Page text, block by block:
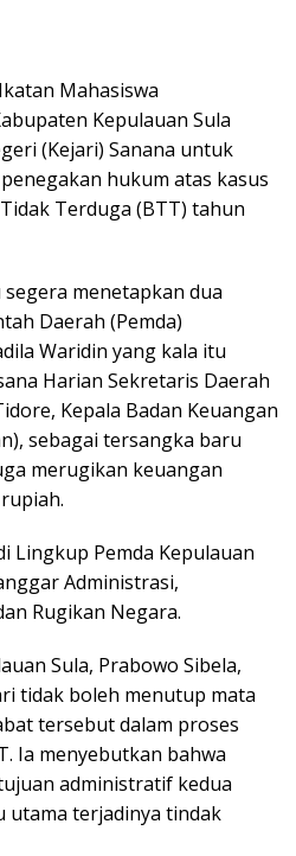
Ikatan Mahasiswa
Kepulauan Sula
(Kejari) Sanana untuk
hukum atas kasus
Terduga (BTT) tahun
menetapkan dua
Daerah (Pemda)
Waridin yang kala itu
Harian Sekretaris Daerah
Kepala Badan Keuangan
sebagai tersangka baru
merugikan keuangan
Lingkup Pemda Kepulauan
Administrasi,
Rugikan Negara.
Sula, Prabowo Sibela,
tidak boleh menutup mata
tersebut dalam proses
Ia menyebutkan bahwa
administratif kedua
utama terjadinya tindak